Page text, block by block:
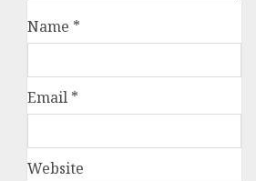
Name *
Email *
Website